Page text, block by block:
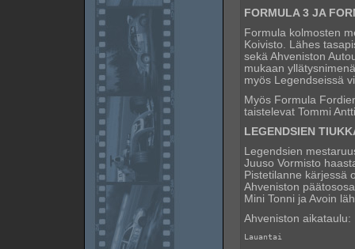
FORMULA 3 JA
Formula kolmosten
Koivisto. Lähes
sekä Ahveniston
mukaan
myös Legendseissä
Myös Formula
taistelevat Tommi
LEGENDSIEN
Legendsien
Juuso Vormisto
Pistetilanne kärjessä
Ahveniston
Mini Tonni ja Avoin
Ahveniston aikataulu:
Lauantai